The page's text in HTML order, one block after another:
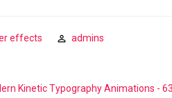
effects
admins
Kinetic Typography Animations -